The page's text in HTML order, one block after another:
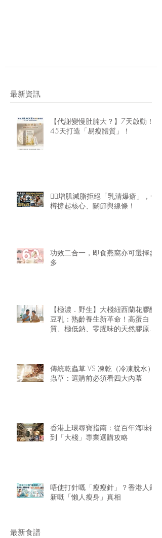
最新資訊
【代謝變慢肚腩大？】7天啟動！
45天打造「易瘦體質」！
🏋️‍♂️增肌減脂拒絕「乳清爆瘡」，一
樽撐起核心、關節與線條！
功效二合一，即食燕窩亦可選擇多
多
【極濃．野生】大棧紐西蘭花膠醇
豆乳：熟齡養生新革命！高蛋白
質、極低鈉、零腥味的天然膠原精
傳統乾蟲草 VS 凍乾（冷凍脫水）
蟲草：選購前必須看四大內幕
香港上環尋寶指南：從百年海味街
到「大棧」專業選購攻略
唔使打針嘅「瘦瘦針」？香港人最
新嘅「懶人瘦身」真相
最新食譜